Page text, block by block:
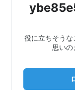
役に立ちそう
思いの